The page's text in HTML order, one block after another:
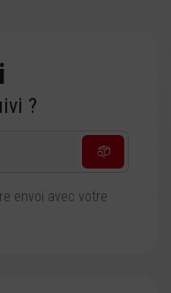
?
envoi avec votre